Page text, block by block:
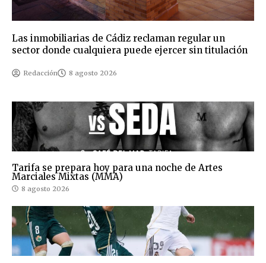
Las inmobiliarias de Cádiz reclaman regular un
sector donde cualquiera puede ejercer sin titulación
Redacción 8 agosto 2026
Tarifa se prepara hoy para una noche de Artes
Marciales Mixtas (MMA)
8 agosto 2026